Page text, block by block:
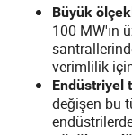
Büyük
100 MW'ın
verimlilik
Endüstriyel
değişen bu